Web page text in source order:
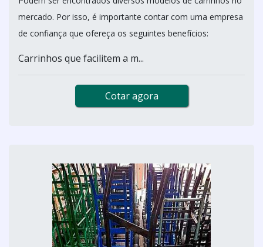
mercado. Por isso, é importante contar com uma empresa
de confiança que ofereça os seguintes benefícios:
Carrinhos que facilitem a m...
Cotar agora